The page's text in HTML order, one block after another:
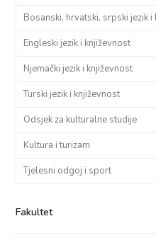
Bosanski, hrvatski, srpski jezik i
Engleski jezik i književnost
Njemački jezik i književnost
Turski jezik i književnost
Odsjek za kulturalne studije
Kultura i turizam
Tjelesni odgoj i sport
Fakultet